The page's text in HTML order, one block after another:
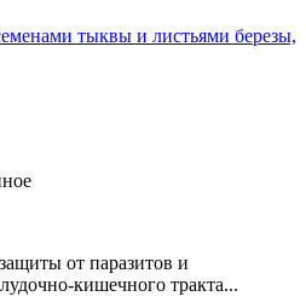
от паразитов и
кишечного тракта...